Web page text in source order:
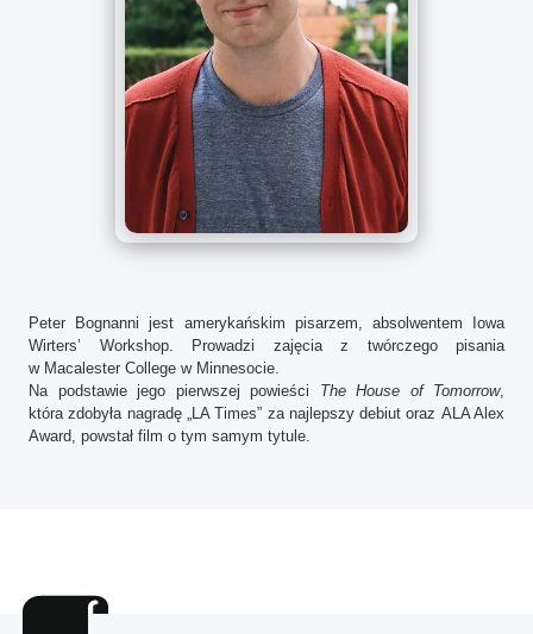
Peter Bognanni jest amerykańskim pisarzem, absolwentem Iowa
Wirters’ Workshop. Prowadzi zajęcia z twórczego pisania
w Macalester College w Minnesocie.
Na podstawie jego pierwszej powieści The House of Tomorrow,
która zdobyła nagradę „LA Times” za najlepszy debiut oraz ALA Alex
Award, powstał film o tym samym tytule.